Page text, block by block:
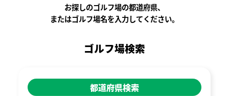
お探しのゴルフ場の都道府県、
またはゴルフ場名を入力してください。
ゴルフ場検索
都道府県検索